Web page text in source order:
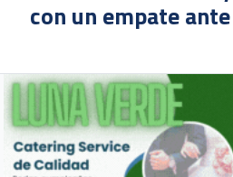
con un empate